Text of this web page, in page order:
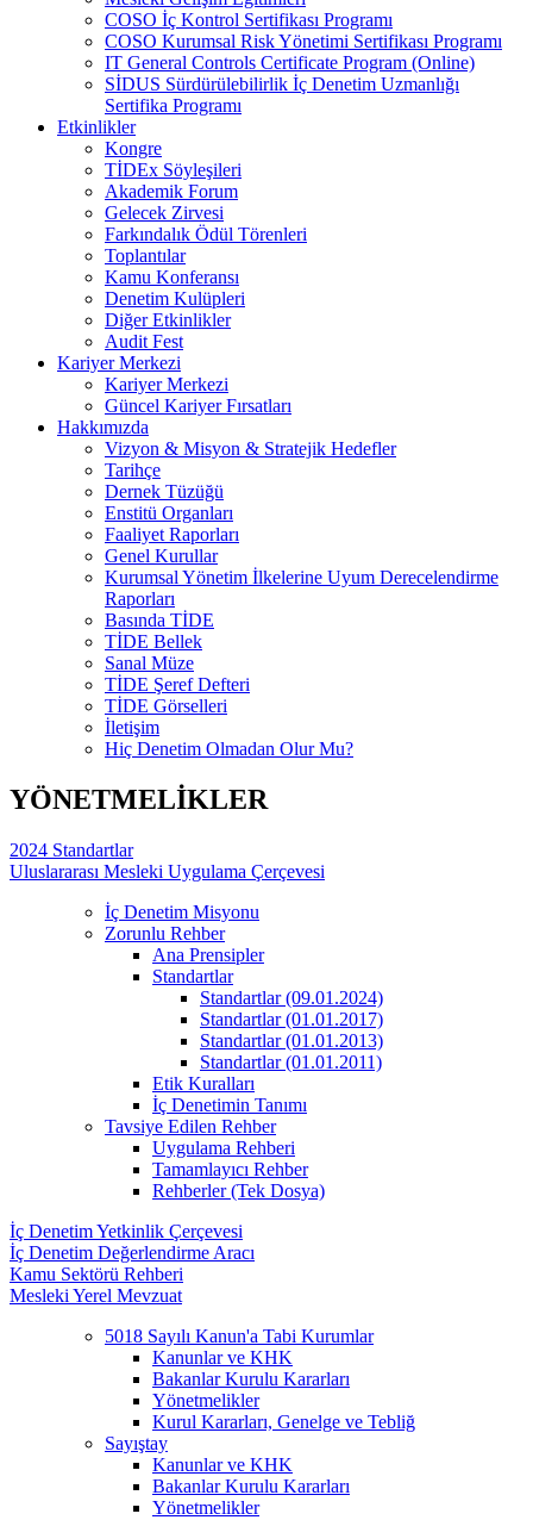
COSO İç Kontrol Sertifikası Programı
COSO Kurumsal Risk Yönetimi Sertifikası Programı
IT General Controls Certificate Program (Online)
SİDUS Sürdürülebilirlik İç Denetim Uzmanlığı
Sertifika Programı
Etkinlikler
Kongre
TİDEx Söyleşileri
Akademik Forum
Gelecek Zirvesi
Farkındalık Ödül Törenleri
Toplantılar
Kamu Konferansı
Denetim Kulüpleri
Diğer Etkinlikler
Audit Fest
Kariyer Merkezi
Kariyer Merkezi
Güncel Kariyer Fırsatları
Hakkımızda
Vizyon & Misyon & Stratejik Hedefler
Tarihçe
Dernek Tüzüğü
Enstitü Organları
Faaliyet Raporları
Genel Kurullar
Kurumsal Yönetim İlkelerine Uyum Derecelendirme
Raporları
Basında TİDE
TİDE Bellek
Sanal Müze
TİDE Şeref Defteri
TİDE Görselleri
İletişim
Hiç Denetim Olmadan Olur Mu?
YÖNETMELİKLER
2024 Standartlar
Uluslararası Mesleki Uygulama Çerçevesi
İç Denetim Misyonu
Zorunlu Rehber
Ana Prensipler
Standartlar
Standartlar (09.01.2024)
Standartlar (01.01.2017)
Standartlar (01.01.2013)
Standartlar (01.01.2011)
Etik Kuralları
İç Denetimin Tanımı
Tavsiye Edilen Rehber
Uygulama Rehberi
Tamamlayıcı Rehber
Rehberler (Tek Dosya)
İç Denetim Yetkinlik Çerçevesi
İç Denetim Değerlendirme Aracı
Kamu Sektörü Rehberi
Mesleki Yerel Mevzuat
5018 Sayılı Kanun'a Tabi Kurumlar
Kanunlar ve KHK
Bakanlar Kurulu Kararları
Yönetmelikler
Kurul Kararları, Genelge ve Tebliğ
Sayıştay
Kanunlar ve KHK
Bakanlar Kurulu Kararları
Yönetmelikler